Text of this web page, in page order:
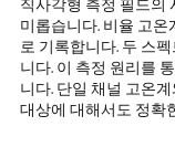
직사각형 측정 필드의
미롭습니다. 비율 고온
로 기록합니다. 두 스
니다. 이 측정 원리를
니다. 단일 채널 고온
대상에 대해서도 정확